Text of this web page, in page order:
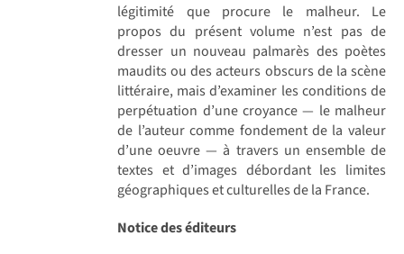
légitimité que procure le malheur. Le
propos du présent volume n’est pas de
dresser un nouveau palmarès des poètes
maudits ou des acteurs obscurs de la scène
littéraire, mais d’examiner les conditions de
perpétuation d’une croyance — le malheur
de l’auteur comme fondement de la valeur
d’une oeuvre — à travers un ensemble de
textes et d’images débordant les limites
géographiques et culturelles de la France.
Notice des éditeurs